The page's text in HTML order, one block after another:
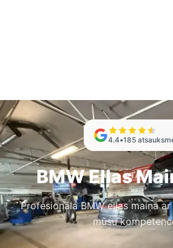
4.4•185
BMW Eļļas
Profesionāla BMW eļļas maiņa
mūsu